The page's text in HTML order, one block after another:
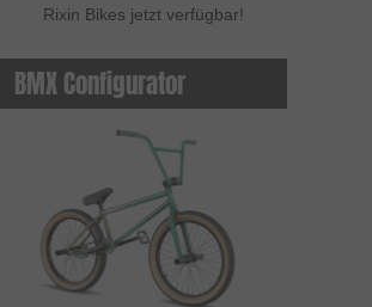
Rixin Bikes jetzt verfügbar!
BMX Configurator